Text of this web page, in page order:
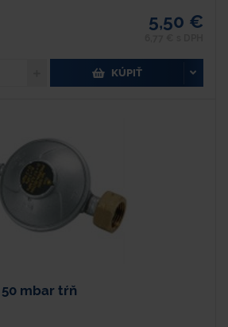
5,50 €
KÚPIŤ
mbar tŕň